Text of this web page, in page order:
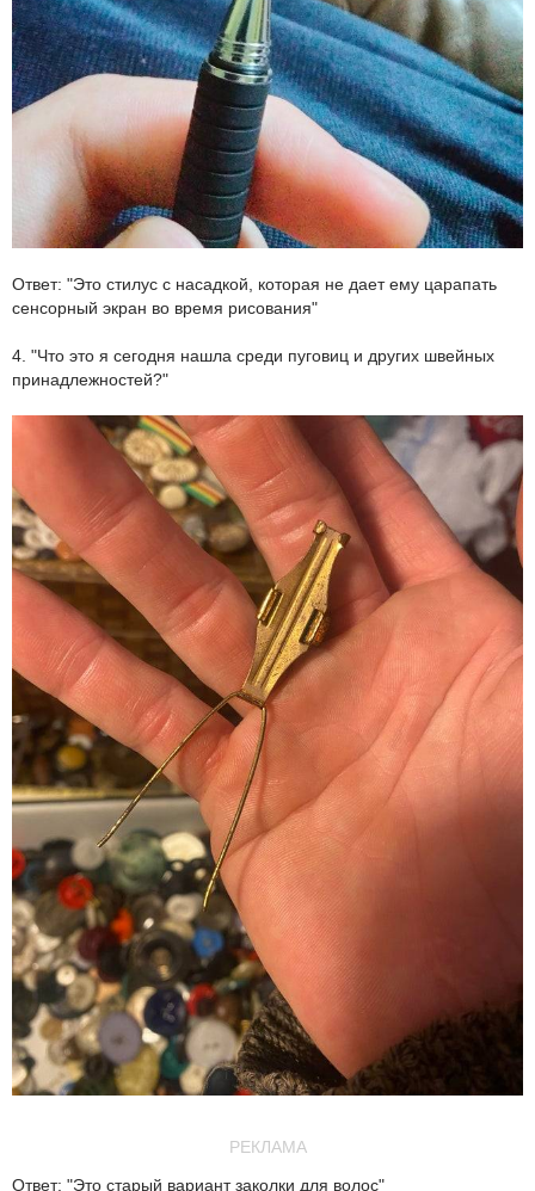
Ответ: "Это стилус с насадкой, которая не дает ему царапать
сенсорный экран во время рисования"
4. "Что это я сегодня нашла среди пуговиц и других швейных
принадлежностей?"
РЕКЛАМА
Ответ: "Это старый вариант заколки для волос"